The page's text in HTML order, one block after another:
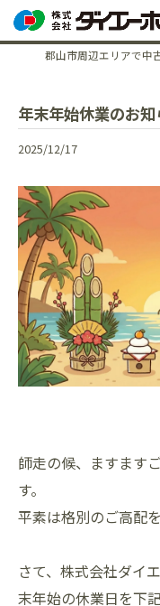
年末年始休業のお知
2025/12/17
師走の候、ますます
す。
平素は格別のご高配
さて、株式会社ダイ
末年始の休業日を下